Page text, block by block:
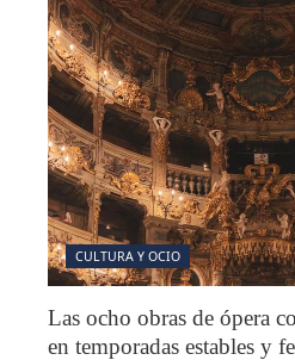
CULTURA Y OCIO
Las ocho obras de ópera
en temporadas estables y